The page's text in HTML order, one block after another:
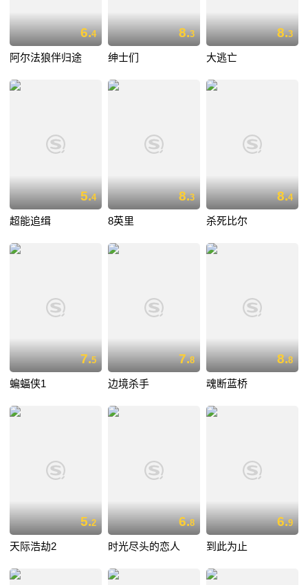
6.4
阿尔法狼伴归途
8.3
绅士们
8.3
大逃亡
5.4
超能追缉
8.3
8英里
8.4
杀死比尔
7.5
蝙蝠侠1
7.8
边境杀手
8.8
魂断蓝桥
5.2
天际浩劫2
6.8
时光尽头的恋人
6.9
到此为止